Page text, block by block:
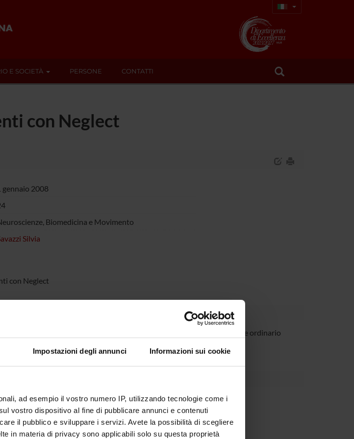
Impostazioni degli annunci Informazioni sui cookie
ad esempio il vostro numero IP, utilizzando tecnologie come i
vostro dispositivo al fine di pubblicare annunci e contenuti
il pubblico e sviluppare i servizi. Avete la possibilità di scegliere
in materia di privacy sono applicabili solo su questa proprietà
E SOCIETÀ PERSONE CONTATTI
con Neglect
gennaio 2008
Biomedicina e Movimento
Silvia
con Neglect
Professore ordinario
di riabilitazione -
di Bozzolo -